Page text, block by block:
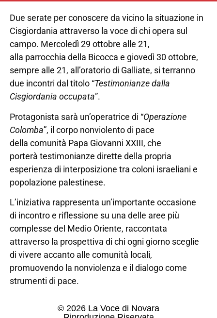
Due serate per conoscere da vicino la situazione in
Cisgiordania attraverso la voce di chi opera sul
campo. Mercoledì 29 ottobre alle 21,
alla parrocchia della Bicocca e giovedì 30 ottobre,
sempre alle 21, all’oratorio di Galliate, si terranno
due incontri dal titolo “Testimonianze dalla
Cisgiordania occupata”.
Protagonista sarà un’operatrice di “Operazione
Colomba”, il corpo nonviolento di pace
della comunità Papa Giovanni XXIII, che
porterà testimonianze dirette della propria
esperienza di interposizione tra coloni israeliani e
popolazione palestinese.
L’iniziativa rappresenta un’importante occasione
di incontro e riflessione su una delle aree più
complesse del Medio Oriente, raccontata
attraverso la prospettiva di chi ogni giorno sceglie
di vivere accanto alle comunità locali,
promuovendo la nonviolenza e il dialogo come
strumenti di pace.
© 2026 La Voce di Novara